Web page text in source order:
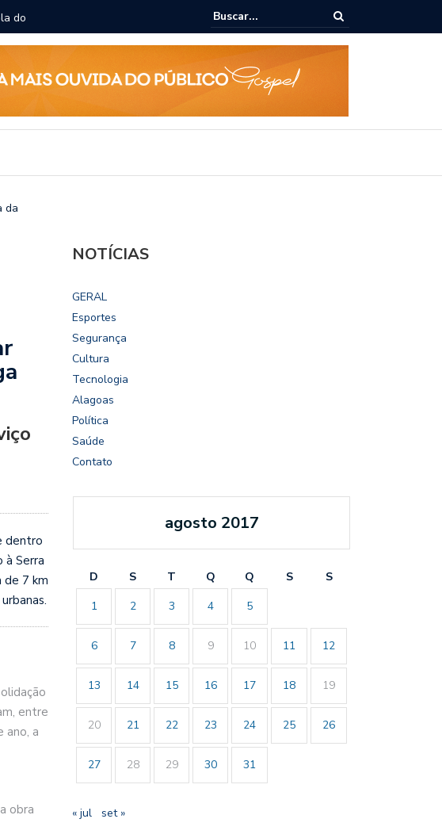
do
Prefeito Rodrigo Cunha empossa gestores escolares e sanciona jornada de 30
para professores
da
dentro
à Serra
de 7 km
entre
ano, a
obra
NOTÍCIAS
GERAL
Esportes
Segurança
Cultura
Tecnologia
Alagoas
Política
Saúde
Contato
agosto 2017
D S T Q Q S
S
1
2 3 4 5
6 7 8 9 10 11 12
13 14 15 16 17 18 19
20 21 22 23 24 25 26
27 28 29 30 31
« jul set »